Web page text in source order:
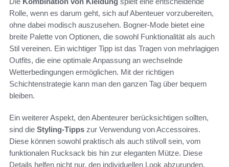
Rolle, wenn es darum geht, sich auf Abenteuer vorzubereiten,
ohne dabei modisch auszusehen. Bogner-Mode bietet eine
breite Palette von Optionen, die sowohl Funktionalität als auch
Stil vereinen. Ein wichtiger Tipp ist das Tragen von mehrlagigen
Outfits, die eine optimale Anpassung an wechselnde
Wetterbedingungen ermöglichen. Mit der richtigen
Schichtenstrategie kann man den ganzen Tag über bequem
bleiben.
Ein weiterer Aspekt, den Abenteurer berücksichtigen sollten,
sind die Styling-Tipps zur Verwendung von Accessoires.
Diese können sowohl praktisch als auch stilvoll sein, vom
funktionalen Rucksack bis hin zur eleganten Mütze. Diese
Details helfen nicht nur, den individuellen Look abzurunden,